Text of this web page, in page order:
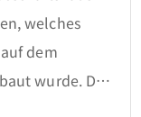
welches
dem
wurde. Der
1948; der